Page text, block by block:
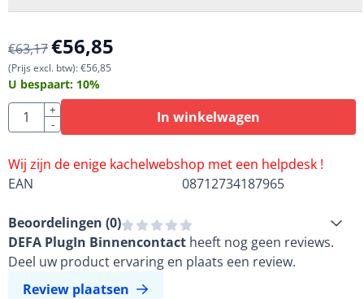
€63,17€56,85
(Prijs excl. btw):€56,85
U bespaart: 10%
Aantal
+
-
In winkelwagen
Wij zijn de enige kachelwebshop met een helpdesk !
EAN
08712734187965
Beoordelingen (0)
DEFA PlugIn Binnencontact heeft nog geen reviews.
Deel uw product ervaring en plaats een review.
Review plaatsen